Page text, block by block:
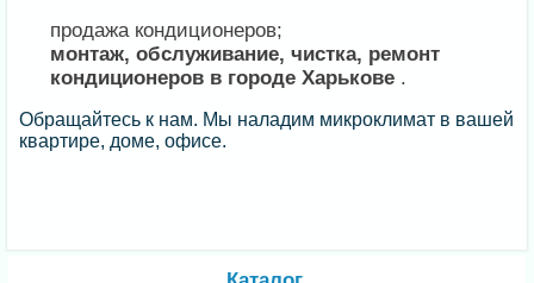
продажа кондиционеров;
монтаж, обслуживание, чистка, ремонт
кондиционеров в городе Харькове .
Обращайтесь к нам. Мы наладим микроклимат в вашей
квартире, доме, офисе.